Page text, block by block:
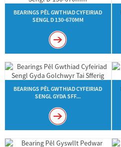
BEARINGS PÊL GWTHIAD CYFEIRIAD
SENGL D 130-670MM
BEARINGS PÊL GWTHIAD CYFEIRIAD
SENGL GYDA SFF...